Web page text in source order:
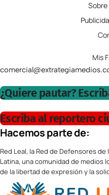
Mis
¿Quiere pautar?
Escriba al reportero
Hacemos parte de:
Red Leal, la Red de Defensores
Latina, una comunidad de medios
de la libertad de expresión y la